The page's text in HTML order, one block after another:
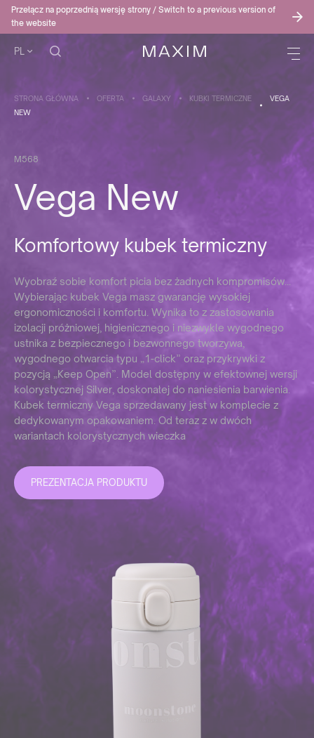
Przełącz na poprzednią wersję strony / Switch to a previous version of
the website
PL
STRONA GŁÓWNA OFERTA GALAXY KUBKI TERMICZNE
VEGA
NEW
M568
Vega New
Komfortowy kubek termiczny
Wyobraź sobie komfort picia bez żadnych kompromisów...
Wybierając kubek Vega masz gwarancję wysokiej
ergonomiczności i komfortu. Wynika to z zastosowania
izolacji próżniowej, higienicznego i niezwykle wygodnego
ustnika z bezpiecznego i bezwonnego tworzywa,
wygodnego otwarcia typu „1-click” oraz przykrywki z
pozycją „Keep Open”. Model dostępny w efektownej wersji
kolorystycznej Silver, doskonałej do naniesienia barwienia.
Kubek termiczny Vega sprzedawany jest w komplecie z
dedykowanym opakowaniem. Od teraz z w dwóch
wariantach kolorystycznych wieczka
PREZENTACJA PRODUKTU